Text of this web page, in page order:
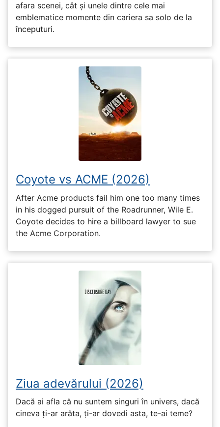
afara scenei, cât și unele dintre cele mai
emblematice momente din cariera sa solo de la
începuturi.
Coyote vs ACME (2026)
After Acme products fail him one too many times
in his dogged pursuit of the Roadrunner, Wile E.
Coyote decides to hire a billboard lawyer to sue
the Acme Corporation.
Ziua adevărului (2026)
Dacă ai afla că nu suntem singuri în univers, dacă
cineva ți-ar arăta, ți-ar dovedi asta, te-ai teme?